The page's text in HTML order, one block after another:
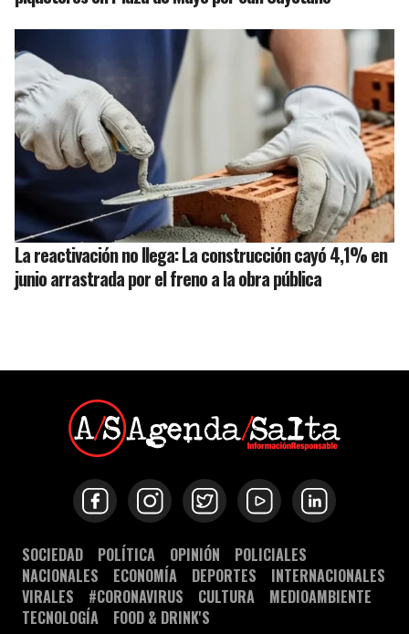
La reactivación no llega: La construcción cayó 4,1% en
junio arrastrada por el freno a la obra pública
SOCIEDAD POLÍTICA OPINIÓN
POLICIALES
NACIONALES
ECONOMÍA DEPORTES
INTERNACIONALES
VIRALES
#CORONAVIRUS CULTURA
MEDIOAMBIENTE
TECNOLOGÍA
FOOD & DRINK'S